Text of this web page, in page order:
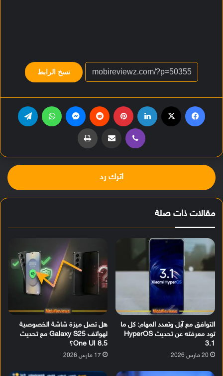
نسخ الرابط
ڤايبر مشاركة عبر البريد طباعة
اترك رد
مقالات ذات صلة
التوافق مع آبل وتعدد المهام: كل ما
تود معرفته عن تحديث HyperOS
3.1
20 مارس 2026
هل تصل ميزة شاشة الخصوصية
لهواتف Galaxy S25 مع تحديث
One UI 8.5؟
17 مارس 2026